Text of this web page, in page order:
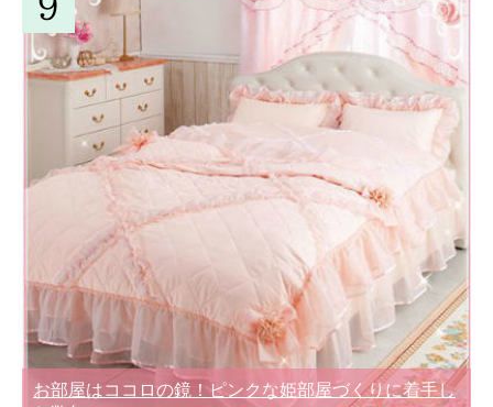
お部屋はココロの鏡！ピンクな姫部屋づくりに着手し